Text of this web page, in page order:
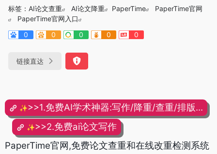
标签： AI论文查重 AI论文降重 PaperTime
PaperTime官网
PaperTime官网入口
0
0 0 0 0
链接直达
✨>>1.免费AI学术神器:写作/降重/查重/排版...
✨>>2.免费ai论文写作
PaperTime官网,免费论文查重和在线改重检测系统